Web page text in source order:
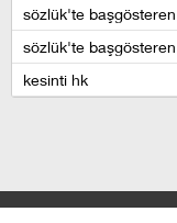
sözlük'te
sözlük'te
kesinti hk